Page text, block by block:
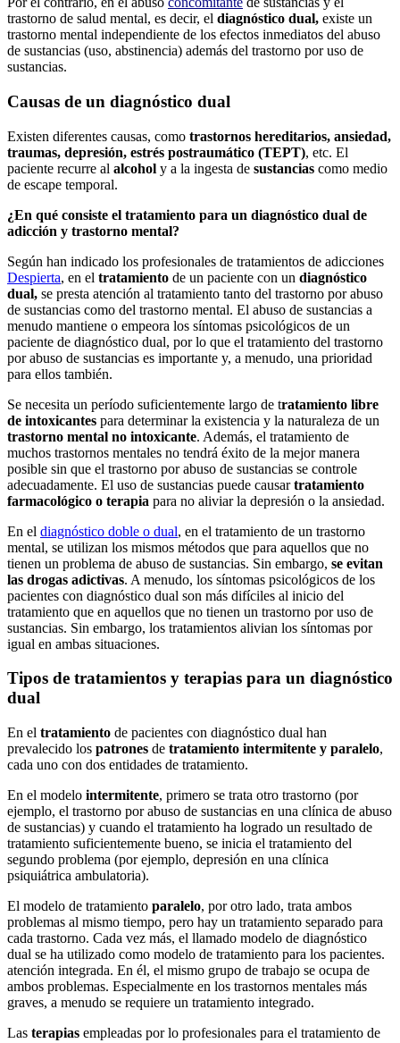
trastorno de salud mental, es decir, el diagnóstico dual, existe un
trastorno mental independiente de los efectos inmediatos del abuso
de sustancias (uso, abstinencia) además del trastorno por uso de
sustancias.
Causas de un diagnóstico dual
Existen diferentes causas, como trastornos hereditarios, ansiedad,
traumas, depresión, estrés postraumático (TEPT), etc. El
paciente recurre al alcohol y a la ingesta de sustancias como medio
de escape temporal.
¿En qué consiste el tratamiento para un diagnóstico dual de
adicción y trastorno mental?
Según han indicado los profesionales de tratamientos de adicciones
Despierta, en el tratamiento de un paciente con un diagnóstico
dual, se presta atención al tratamiento tanto del trastorno por abuso
de sustancias como del trastorno mental. El abuso de sustancias a
menudo mantiene o empeora los síntomas psicológicos de un
paciente de diagnóstico dual, por lo que el tratamiento del trastorno
por abuso de sustancias es importante y, a menudo, una prioridad
para ellos también.
Se necesita un período suficientemente largo de tratamiento libre
de intoxicantes para determinar la existencia y la naturaleza de un
trastorno mental no intoxicante. Además, el tratamiento de
muchos trastornos mentales no tendrá éxito de la mejor manera
posible sin que el trastorno por abuso de sustancias se controle
adecuadamente. El uso de sustancias puede causartratamiento
farmacológico o terapia para no aliviar la depresión o la ansiedad.
En el diagnóstico doble o dual, en el tratamiento de un trastorno
mental, se utilizan los mismos métodos que para aquellos que no
tienen un problema de abuso de sustancias. Sin embargo, se evitan
las drogas adictivas. A menudo, los síntomas psicológicos de los
pacientes con diagnóstico dual son más difíciles al inicio del
tratamiento que en aquellos que no tienen un trastorno por uso de
sustancias. Sin embargo, los tratamientos alivian los síntomas por
igual en ambas situaciones.
Tipos de tratamientos y terapias para un diagnóstico
dual
En el tratamiento de pacientes con diagnóstico dual han
prevalecido los patrones de tratamiento intermitente y paralelo,
cada uno con dos entidades de tratamiento.
En el modelo intermitente, primero se trata otro trastorno (por
ejemplo, el trastorno por abuso de sustancias en una clínica de abuso
de sustancias) y cuando el tratamiento ha logrado un resultado de
tratamiento suficientemente bueno, se inicia el tratamiento del
segundo problema (por ejemplo, depresión en una clínica
psiquiátrica ambulatoria).
El modelo de tratamiento paralelo, por otro lado, trata ambos
problemas al mismo tiempo, pero hay un tratamiento separado para
cada trastorno. Cada vez más, el llamado modelo de diagnóstico
dual se ha utilizado como modelo de tratamiento para los pacientes.
atención integrada. En él, el mismo grupo de trabajo se ocupa de
ambos problemas. Especialmente en los trastornos mentales más
graves, a menudo se requiere un tratamiento integrado.
Las terapias empleadas por lo profesionales para el tratamiento de